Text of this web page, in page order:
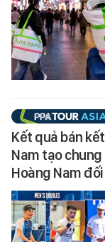
Kết quả bán
Nam tạo
Hoàng Nam